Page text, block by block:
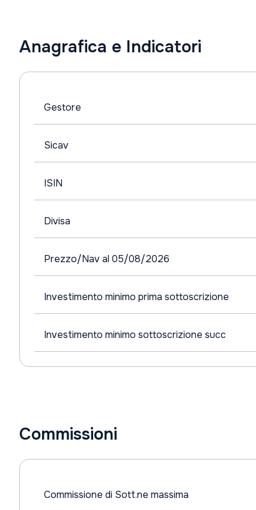
Anagrafica e Indicatori
Gestore
Sicav
ISIN
Divisa
Prezzo/Nav al 05/08/2026
Investimento minimo prima sottoscrizione
Investimento minimo sottoscrizione succ
Commissioni
Commissione di Sott.ne massima